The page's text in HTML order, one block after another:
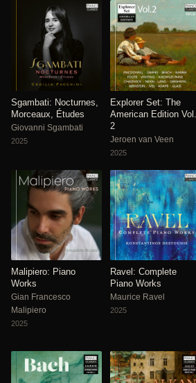
Sgambati: Nocturnes,
Morceaux, Études
Giovanni Sgambati
2025
Explorer Set: The
American Edition Vol.
2
Jeroen van Veen
2025
Malipiero: Piano
Works
Gian Francesco
Malipiero
2025
Ravel: Complete
Piano Works
Maurice Ravel
2025